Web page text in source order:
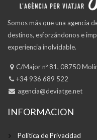
Somos más que una agencia
destinos, esforzándonos e
experiencia inolvidable.
C/Major nº 81, 08750
+34 936 689 522
agencia@deviatge.net
INFORMACION
Política de Privacidad